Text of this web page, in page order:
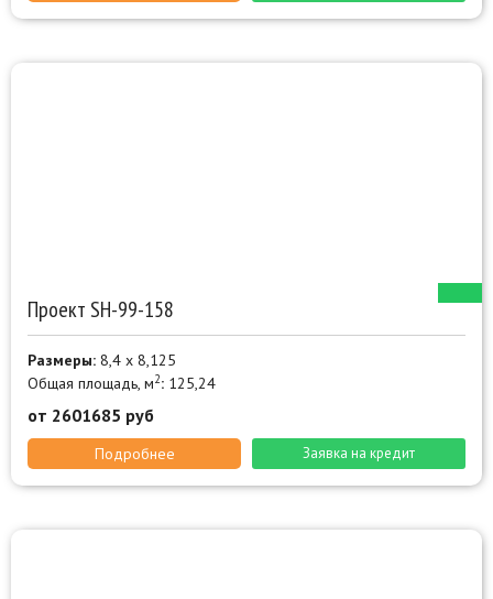
Проект SН-99-158
Размеры: 8,4 х 8,125
Общая площадь, м2: 125,24
от 2601685 руб
Подробнее Заявка на кредит